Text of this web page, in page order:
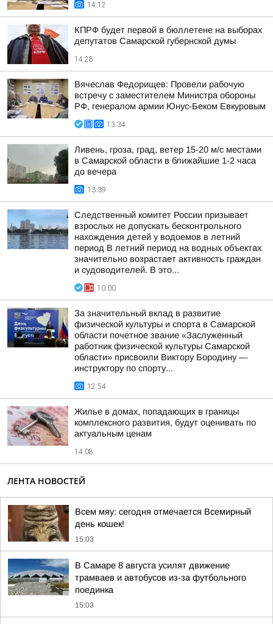
14:12
КПРФ будет первой в бюллетене на выборах
депутатов Самарской губернской думы
14:28
Вячеслав Федорищев: Провели рабочую
встречу с заместителем Министра обороны
РФ, генералом армии Юнус-Беком Евкуровым
13:34
Ливень, гроза, град, ветер 15-20 м/с местами
в Самарской области в ближайшие 1-2 часа
до вечера
13:39
Следственный комитет России призывает
взрослых не допускать бесконтрольного
нахождения детей у водоемов в летний
период В летний период на водных объектах
значительно возрастает активность граждан
и судоводителей. В это...
10:00
За значительный вклад в развитие
физической культуры и спорта в Самарской
области почетное звание «Заслуженный
работник физической культуры Самарской
области» присвоили Виктору Бородину —
инструктору по спорту...
12:54
Жилье в домах, попадающих в границы
комплексного развития, будут оценивать по
актуальным ценам
14:08
ЛЕНТА НОВОСТЕЙ
Всем мяу: сегодня отмечается Всемирный
день кошек!
15:03
В Самаре 8 августа усилят движение
трамваев и автобусов из-за футбольного
поединка
15:03